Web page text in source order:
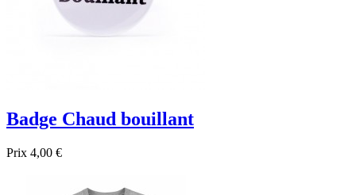
Badge Chaud bouillant
Prix 4,00 €